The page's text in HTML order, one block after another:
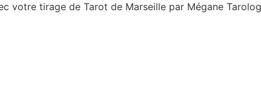
votre tirage de Tarot de Marseille par Mégane